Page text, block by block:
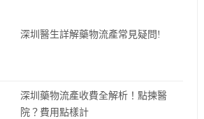
深圳醫生詳解藥物流產常見疑問!
深圳藥物流產收費全解析！點揀醫
院？費用點樣計